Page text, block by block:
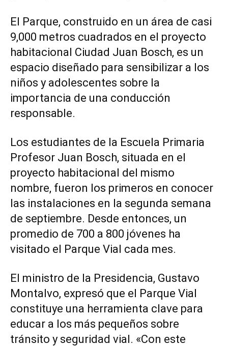
El Parque, construido en un área de casi
9,000 metros cuadrados en el proyecto
habitacional Ciudad Juan Bosch, es un
espacio diseñado para sensibilizar a los
niños y adolescentes sobre la
importancia de una conducción
responsable.
Los estudiantes de la Escuela Primaria
Profesor Juan Bosch, situada en el
proyecto habitacional del mismo
nombre, fueron los primeros en conocer
las instalaciones en la segunda semana
de septiembre. Desde entonces, un
promedio de 700 a 800 jóvenes ha
visitado el Parque Vial cada mes.
El ministro de la Presidencia, Gustavo
Montalvo, expresó que el Parque Vial
constituye una herramienta clave para
educar a los más pequeños sobre
tránsito y seguridad vial. «Con este